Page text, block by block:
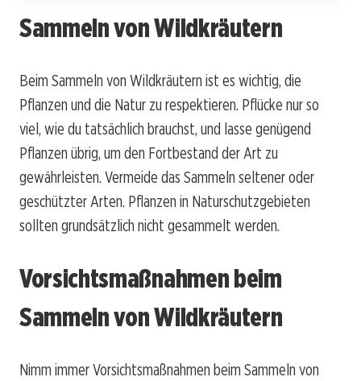
Sammeln von Wildkräutern
Beim Sammeln von Wildkräutern ist es wichtig, die
Pflanzen und die Natur zu respektieren. Pflücke nur so
viel, wie du tatsächlich brauchst, und lasse genügend
Pflanzen übrig, um den Fortbestand der Art zu
gewährleisten. Vermeide das Sammeln seltener oder
geschützter Arten. Pflanzen in Naturschutzgebieten
sollten grundsätzlich nicht gesammelt werden.
Vorsichtsmaßnahmen beim
Sammeln von Wildkräutern
Nimm immer Vorsichtsmaßnahmen beim Sammeln von